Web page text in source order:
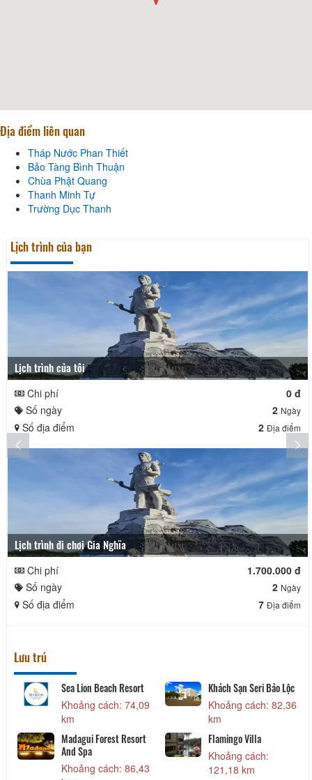
Địa điểm liên quan
Tháp Nước Phan Thiết
Bảo Tàng Bình Thuận
Chùa Phật Quang
Thanh Minh Tự
Trường Dục Thanh
Lịch trình của bạn
Lịch trình của tôi
Chi phí
0 đ
Số ngày
2 Ngày
Số địa điểm 2 Địa điểm
Lịch trình đi chơi Gia Nghĩa
Chi phí
1.700.000 đ
Số ngày
2 Ngày
Số địa điểm 7 Địa điểm
Lưu trú
Hoàng Long
cách: 920
Phương
Khách Sạn Phú Gia
Khoảng cách: 1,01
Khách sạn
Khoảng
Khách sạn Lâm Kiều
Khoảng cách: 1,07
km
Khoảng